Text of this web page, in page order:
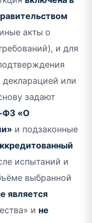
акты о
и для
декларацией или
задают
«О
и подзаконные
испытаний и
выбранной
является
и не